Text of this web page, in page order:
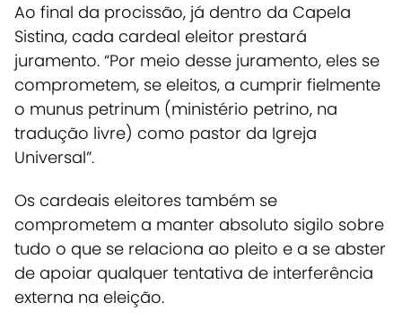
Ao final da procissão, já dentro da Capela
Sistina, cada cardeal eleitor prestará
juramento. “Por meio desse juramento, eles se
comprometem, se eleitos, a cumprir fielmente
o munus petrinum (ministério petrino, na
tradução livre) como pastor da Igreja
Universal”.
Os cardeais eleitores também se
comprometem a manter absoluto sigilo sobre
tudo o que se relaciona ao pleito e a se abster
de apoiar qualquer tentativa de interferência
externa na eleição.